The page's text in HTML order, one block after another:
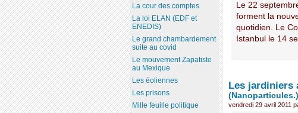
Le 22
forment la
quotidien. Le
Istanbul le 14
Les jardiniers
(Nanoparticules.)
vendredi 29 avril 2011
La cour des comptes
La loi ELAN (EDF et
ENEDIS)
Le grand chambardement
suite au covid
Le mouvement Zapatiste
au Mexique
Les éoliennes
Les prisons
Mille feuille politique